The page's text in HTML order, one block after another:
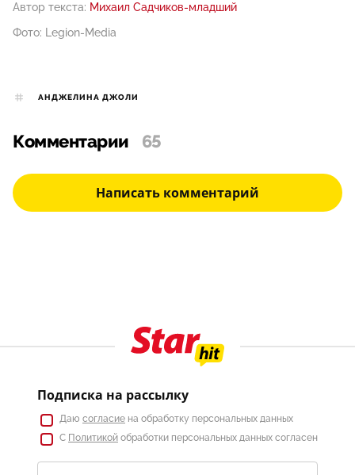
Автор текста: Михаил Садчиков-младший
Фото: Legion-Media
АНДЖЕЛИНА ДЖОЛИ
Комментарии 65
Написать комментарий
Подписка на рассылку
Даю согласие на обработку персональных данных
С Политикой обработки персональных данных согласен